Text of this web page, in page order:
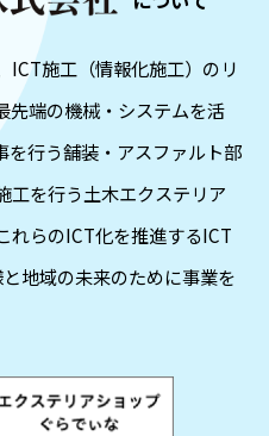
ICT施工（情報化施工）のリ
先端の機械・システムを活
を行う舗装・アスファルト部
工を行う土木エクステリア
れらのICT化を推進するICT
地域の未来のために事業を